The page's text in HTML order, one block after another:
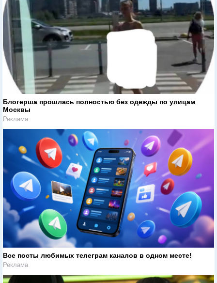
Блогерша прошлась полностью без одежды по улицам
Москвы
Реклама
Все посты любимых телеграм каналов в одном месте!
Реклама